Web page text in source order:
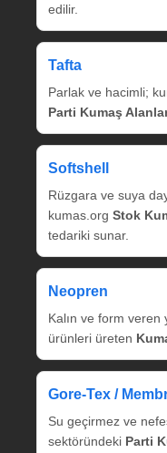
edilir.
Tafta
Parlak ve hacimli;
Parti Kumaş
Softshell
Rüzgara ve suya
kumas.org Stok
tedariki sunar.
Neopren
Kalın ve form veren
ürünleri üreten
Gore‑Tex /
Su geçirmez ve
sektöründeki Parti